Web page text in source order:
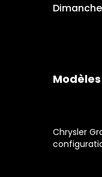
Dimanche
Chrysler